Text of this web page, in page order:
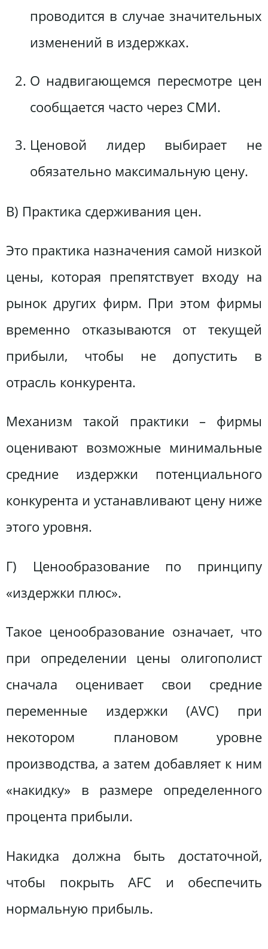
проводится в случае значительных
изменений в издержках.
О надвигающемся пересмотре цен
сообщается часто через СМИ.
Ценовой лидер выбирает не
обязательно максимальную цену.
В) Практика сдерживания цен.
Это практика назначения самой низкой
цены, которая препятствует входу на
рынок других фирм. При этом фирмы
временно отказываются от текущей
прибыли, чтобы не допустить в
отрасль конкурента.
Механизм такой практики – фирмы
оценивают возможные минимальные
средние издержки потенциального
конкурента и устанавливают цену ниже
этого уровня.
Г) Ценообразование по принципу
«издержки плюс».
Такое ценообразование означает, что
при определении цены олигополист
сначала оценивает свои средние
переменные издержки (AVC) при
некотором плановом уровне
производства, а затем добавляет к ним
«накидку» в размере определенного
процента прибыли.
Накидка должна быть достаточной,
чтобы покрыть AFC и обеспечить
нормальную прибыль.